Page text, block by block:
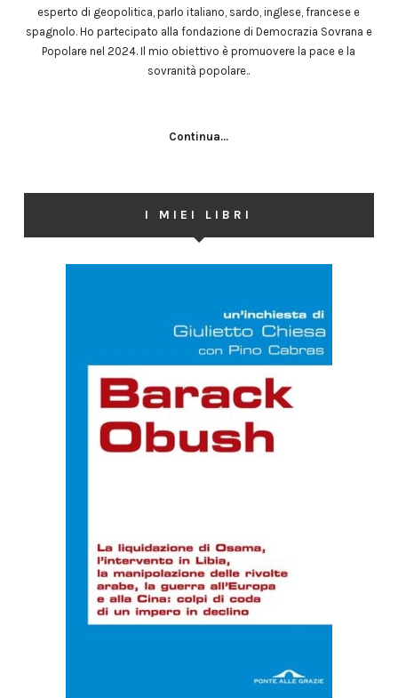
esperto di geopolitica, parlo italiano, sardo, inglese, francese e
spagnolo. Ho partecipato alla fondazione di Democrazia Sovrana e
Popolare nel 2024. Il mio obiettivo è promuovere la pace e la
sovranità popolare..
Continua...
I MIEI LIBRI